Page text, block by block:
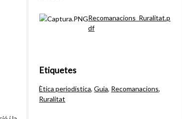
Recomanacions_Ruralitat.p
df
Etiquetes
Ètica periodística,Guia, Recomanacions,
Ruralitat